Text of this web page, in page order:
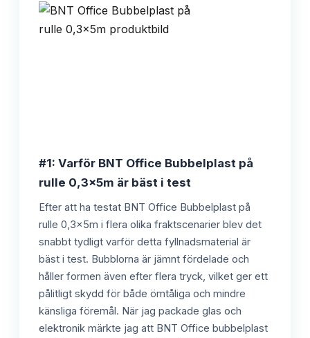
#1: Varför BNT Office Bubbelplast på
rulle 0,3x5m är bäst i test
Efter att ha testat BNT Office Bubbelplast på
rulle 0,3x5m i flera olika fraktscenarier blev det
snabbt tydligt varför detta fyllnadsmaterial är
bäst i test. Bubblorna är jämnt fördelade och
håller formen även efter flera tryck, vilket ger ett
pålitligt skydd för både ömtåliga och mindre
känsliga föremål. När jag packade glas och
elektronik märkte jag att BNT Office bubbelplast